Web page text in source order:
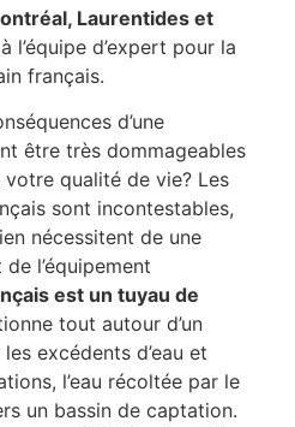
Laurentides et
l’équipe d’expert pour la
français.
d’une
être très dommageables
qualité de vie? Les
sont incontestables,
nécessitent de une
l’équipement
est un tuyau de
tout autour d’un
excédents d’eau et
l’eau récoltée par le
un bassin de captation.